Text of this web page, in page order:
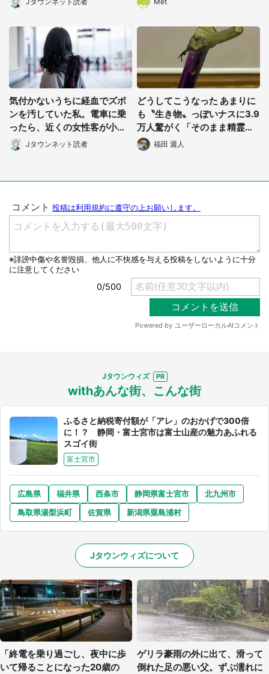
性)
気付かないうちに経血でズボ
ンを汚していた私。電車に乗
ったら、近くの女性客が小さ
な声で(千葉県・10代女性)
Jタウンネット読者
どうしてこうなった あまりに
も〝生き物〟っぽいナスに3.9
万人驚がく「そのまま精霊馬
に使えそう」
福田 週人
Jタウンウィズ
withあんな街、こんな街
ふるさと納税寄付額が「アレ」のおかげで300倍
に！？ 静岡・富士宮市は富士山産の魅力あふれる
スゴイ街
富士宮市
広島県 福井県 西条市 静岡県富士宮市
北九州市
鳥取県湯梨浜町
佐賀県 新潟県粟島浦村
Jタウンウィズについて
「終電を乗り過ごし、夜中に歩
いて帰ることになった20歳の
ゲリラ豪雨の外に出て、滑って
倒れた足の悪い父。ずぶ濡れに